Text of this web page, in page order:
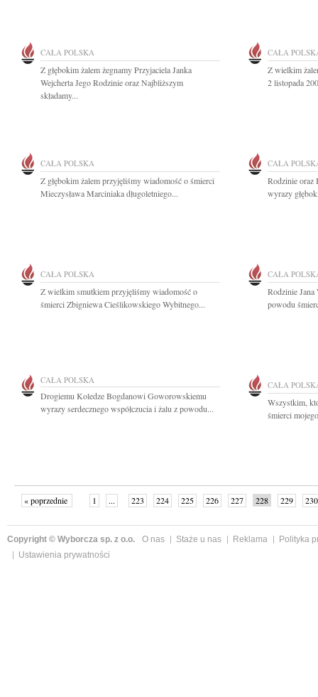
CAŁA POLSKA
Z głębokim żalem żegnamy Przyjaciela Janka
Wejcherta Jego Rodzinie oraz Najbliższym
składamy...
CAŁA
Z wielkim
2 listopada
CAŁA POLSKA
Z głębokim żalem przyjęliśmy wiadomość o śmierci
Mieczysława Marciniaka długoletniego...
CAŁA
Rodzinie oraz
wyrazy
CAŁA POLSKA
Z wielkim smutkiem przyjęliśmy wiadomość o
śmierci Zbigniewa Cieślikowskiego Wybitnego...
CAŁA
Rodzinie Jana
powodu
CAŁA POLSKA
Drogiemu Koledze Bogdanowi Goworowskiemu
wyrazy serdecznego współczucia i żalu z powodu...
CAŁA
Wszystkim,
śmierci
« poprzednie 1 ... 223 224 225 226 227 228 229
230
Copyright © Wyborcza sp. z o.o. O nas Staże u nas Reklama
Polityka
Ustawienia prywatności